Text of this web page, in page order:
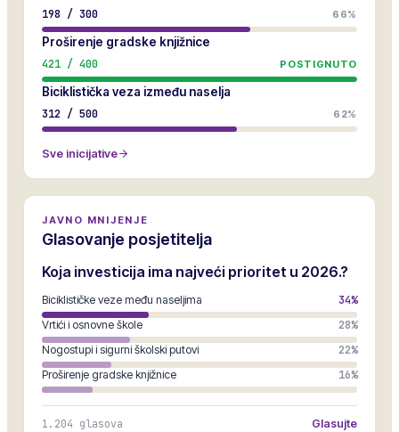
198 / 300 66%
Proširenje gradske knjižnice
421 / 400 POSTIGNUTO
Biciklistička veza između naselja
312 / 500 62%
Sve inicijative
JAVNO MNIJENJE
Glasovanje posjetitelja
Koja investicija ima najveći prioritet u 2026.?
Biciklističke veze među naseljima 34%
Vrtići i osnovne škole 28%
Nogostupi i sigurni školski putovi 22%
Proširenje gradske knjižnice 16%
1.204 glasova Glasujte